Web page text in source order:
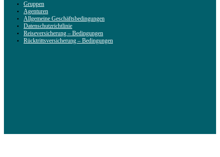
Gruppen
Agenturen
Allgemeine Geschäftsbedingungen
Datenschutzrichtlinie
Reiseversicherung – Bedingungen
Rücktrittsversicherung – Bedingungen